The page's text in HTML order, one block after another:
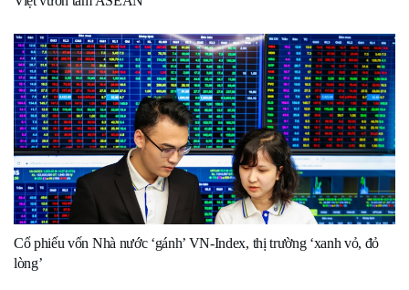
Cổ phiếu vốn Nhà nước ‘gánh’ VN-Index, thị trường ‘xanh vỏ, đỏ
lòng’